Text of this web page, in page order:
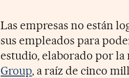
Las empresas no están
sus empleados para
estudio, elaborado por
Group, a raíz de cinco